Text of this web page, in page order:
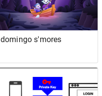
domingo s'mores